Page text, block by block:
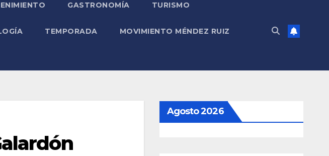
GASTRONOMÍA TURISMO
TEMPORADA MOVIMIENTO MÉNDEZ RUIZ
Agosto 2026